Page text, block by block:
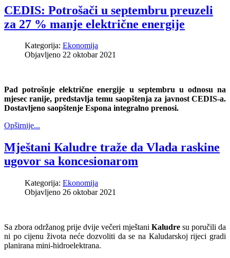
CEDIS: Potrošači u septembru preuzeli
za 27 % manje električne energije
Kategorija: Ekonomija
Objavljeno 22 oktobar 2021
Pad potrošnje električne energije u septembru u odnosu na
mjesec ranije, predstavlja temu saopštenja za javnost CEDIS-a.
Dostavljeno saopštenje Espona integralno prenosi.
Opširnije...
Mještani Кaludre traže da Vlada raskine
ugovor sa koncesionarom
Kategorija: Ekonomija
Objavljeno 26 oktobar 2021
Sa zbora održanog prije dvije večeri mještani Кaludre su poručili da
ni po cijenu života neće dozvoliti da se na Кaludarskoj rijeci gradi
planirana mini-hidroelektrana.